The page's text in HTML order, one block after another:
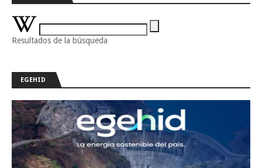
Resultados de la búsqueda
EGEHID